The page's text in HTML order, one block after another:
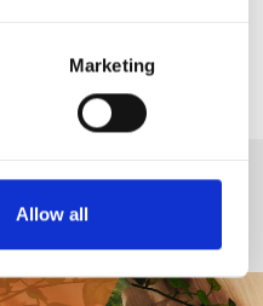
Marketing
Allow all